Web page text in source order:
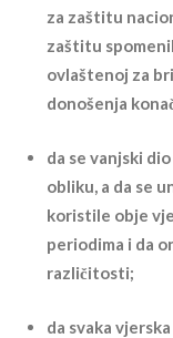
za zaštitu
zaštitu
ovlaštenoj za
donošenja
da se vanjski
obliku, a da se
koristile obje
periodima i da
različitosti;
da svaka